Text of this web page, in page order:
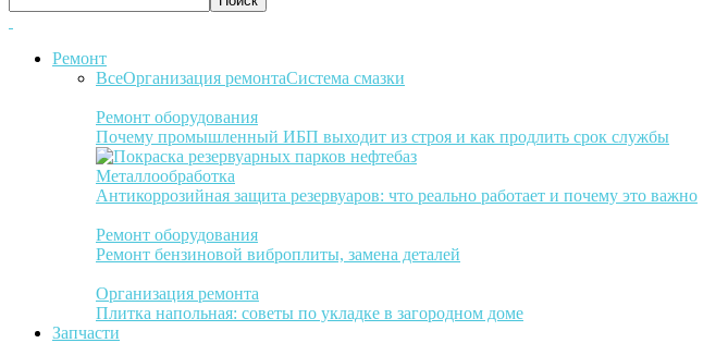
Ремонт
ВсеОрганизация ремонтаСистема смазки
Ремонт оборудования
Почему промышленный ИБП выходит из строя и как продлить срок службы
Металлообработка
Антикоррозийная защита резервуаров: что реально работает и почему это важно
Ремонт оборудования
Ремонт бензиновой виброплиты, замена деталей
Организация ремонта
Плитка напольная: советы по укладке в загородном доме
Запчасти